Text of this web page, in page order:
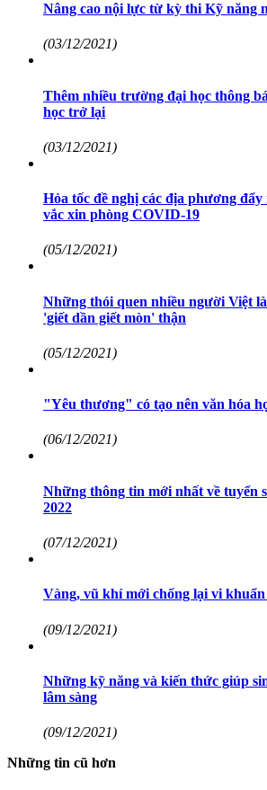
Nâng cao nội lực từ kỳ thi Kỹ năng
(03/12/2021)
Thêm nhiều trường đại học thông
học trở lại
(03/12/2021)
Hỏa tốc đề nghị các địa phương
vắc xin phòng COVID-19
(05/12/2021)
Những thói quen nhiều người Việt
'giết dần giết mòn' thận
(05/12/2021)
"Yêu thương" có tạo nên văn hóa
(06/12/2021)
Những thông tin mới nhất về tuyển
2022
(07/12/2021)
Vàng, vũ khí mới chống lại vi
(09/12/2021)
Những kỹ năng và kiến thức giúp
lâm sàng
(09/12/2021)
Những tin cũ hơn